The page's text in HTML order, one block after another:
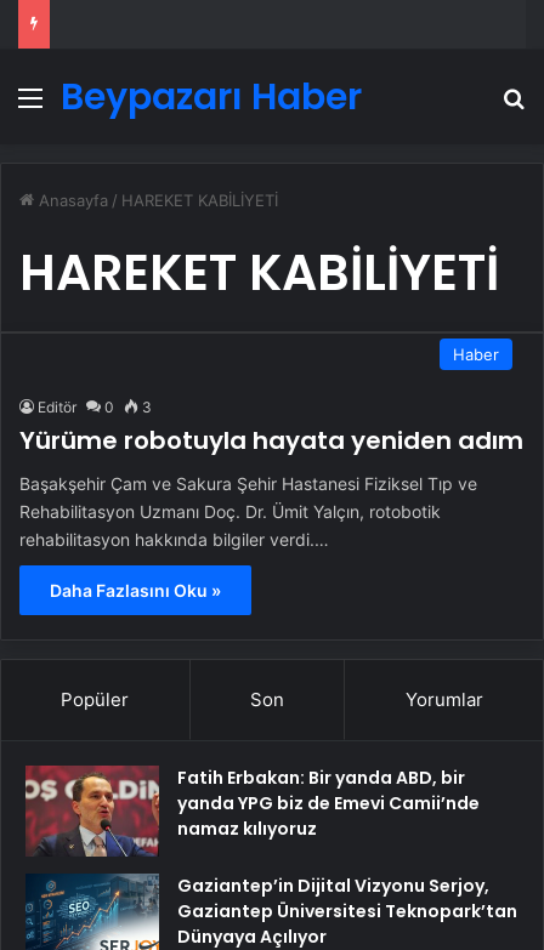
Menü
Beypazarı Haber
Anasayfa / HAREKET KABİLİYETİ
HAREKET KABİLİYETİ
Haber
Editör 0 3
Yürüme robotuyla hayata yeniden adım
Başakşehir Çam ve Sakura Şehir Hastanesi Fiziksel Tıp ve
Rehabilitasyon Uzmanı Doç. Dr. Ümit Yalçın, rotobotik
rehabilitasyon hakkında bilgiler verdi.…
Daha Fazlasını Oku »
Popüler Son Yorumlar
Fatih Erbakan: Bir yanda ABD, bir
yanda YPG biz de Emevi Camii’nde
namaz kılıyoruz
Gaziantep’in Dijital Vizyonu Serjoy,
Gaziantep Üniversitesi Teknopark’tan
Dünyaya Açılıyor